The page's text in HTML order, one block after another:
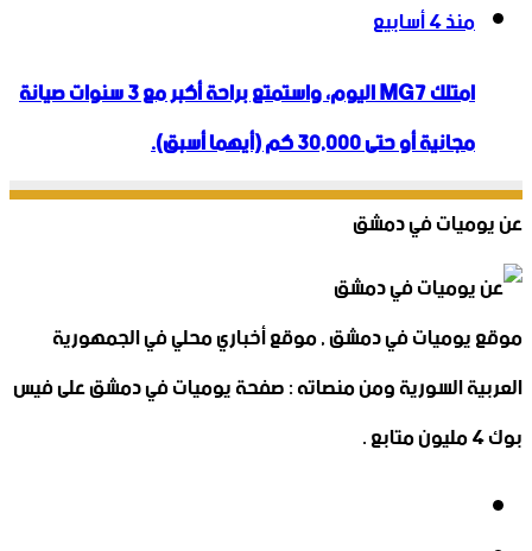
منذ 4 أسابيع
امتلك MG7 اليوم، واستمتع براحة أكبر مع 3 سنوات صيانة
مجانية أو حتى 30,000 كم (أيهما أسبق).
عن يوميات في دمشق
موقع يوميات في دمشق , موقع أخباري محلي في الجمهورية
العربية السورية ومن منصاته : صفحة يوميات في دمشق على فيس
بوك 4 مليون متابع .